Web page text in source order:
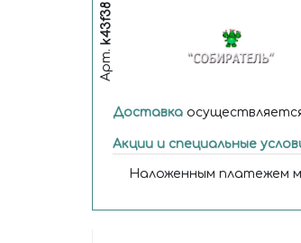
Арт.
k43f38
Доставка
Акции и специальные
Наложенным платежем